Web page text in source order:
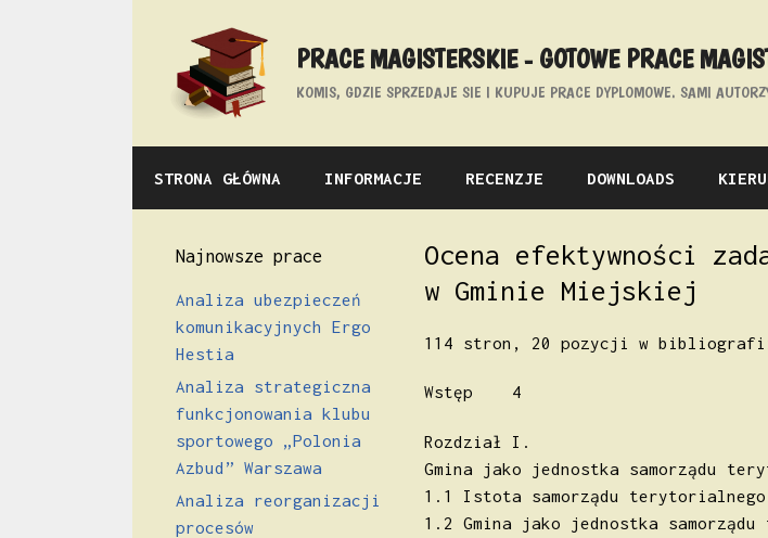
PRACE MAGISTERSKIE - GOTOWE PRACE
KOMIS, GDZIE SPRZEDAJE SIE I KUPUJE PRACE DYPLOMOWE. SAMI
STRONA GŁÓWNA INFORMACJE RECENZJE DOWNLOADS
Ocena efektywności
w Gminie Miejskiej
114 stron, 20 pozycji w
Wstęp 4
Rozdział I.
Gmina jako jednostka samorządu
1.1 Istota samorządu
1.2 Gmina jako jednostka
Najnowsze prace
Analiza ubezpieczeń
komunikacyjnych Ergo
Hestia
Analiza strategiczna
funkcjonowania klubu
sportowego „Polonia
Azbud” Warszawa
Analiza reorganizacji
procesów